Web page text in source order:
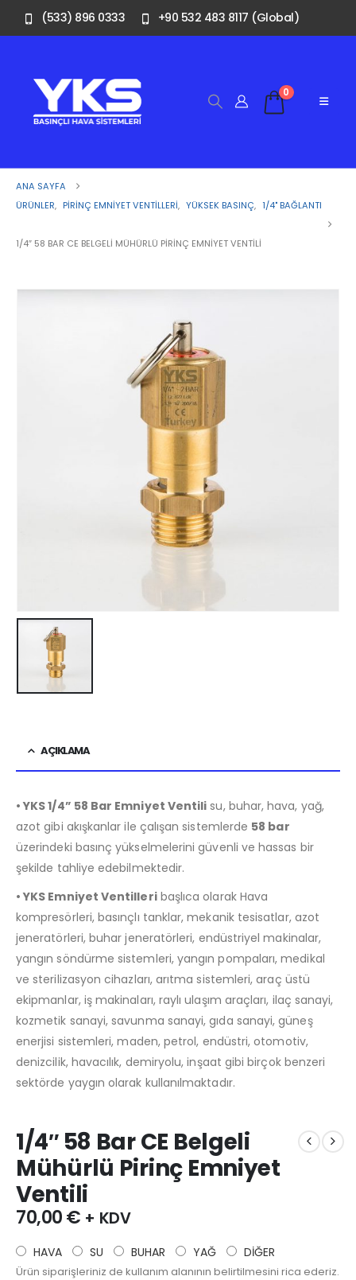
(533) 896 0333 +90 532 483 8117 (Global)
0
ANA SAYFA
ÜRÜNLER, PIRINÇ EMNIYET VENTILLERI, YÜKSEK BASINÇ, 1/4" BAĞLANTI
1/4″ 58 BAR CE BELGELI MÜHÜRLÜ PIRINÇ EMNIYET VENTILI
AÇIKLAMA
• YKS 1/4” 58 Bar Emniyet Ventili su, buhar, hava, yağ,
azot gibi akışkanlar ile çalışan sistemlerde 58 bar
üzerindeki basınç yükselmelerini güvenli ve hassas bir
şekilde tahliye edebilmektedir.
• YKS Emniyet Ventilleribaşlıca olarak Hava
kompresörleri, basınçlı tanklar, mekanik tesisatlar, azot
jeneratörleri, buhar jeneratörleri, endüstriyel makinalar,
yangın söndürme sistemleri, yangın pompaları, medikal
ve sterilizasyon cihazları, arıtma sistemleri, araç üstü
ekipmanlar, iş makinaları, raylı ulaşım araçları, ilaç sanayi,
kozmetik sanayi, savunma sanayi, gıda sanayi, güneş
enerjisi sistemleri, maden, petrol, endüstri, otomotiv,
denizcilik, havacılık, demiryolu, inşaat gibi birçok benzeri
sektörde yaygın olarak kullanılmaktadır.
1/4″ 58 Bar CE Belgeli
Mühürlü Pirinç Emniyet
Ventili
70,00€ + KDV
HAVA SU BUHAR YAĞ DİĞER
Ürün siparişleriniz de kullanım alanının belirtilmesini rica ederiz.